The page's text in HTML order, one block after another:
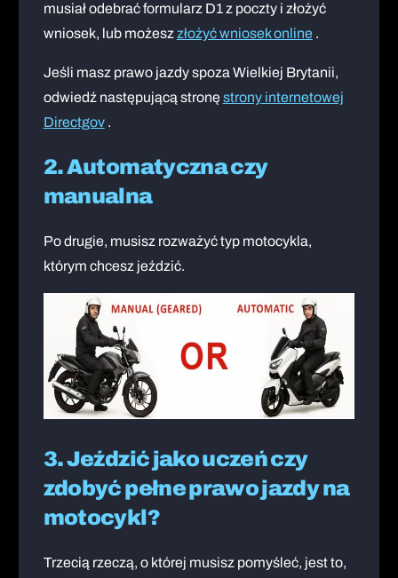
musiał odebrać formularz D1 z poczty i złożyć
wniosek, lub możesz złożyć wniosek online .
Jeśli masz prawo jazdy spoza Wielkiej Brytanii,
odwiedź następującą stronęstrony internetowej
Directgov .
2. Automatyczna czy
manualna
Po drugie, musisz rozważyć typ motocykla,
którym chcesz jeździć.
3. Jeździć jako uczeń czy
zdobyć pełne prawo jazdy na
motocykl?
Trzecią rzeczą, o której musisz pomyśleć, jest to,